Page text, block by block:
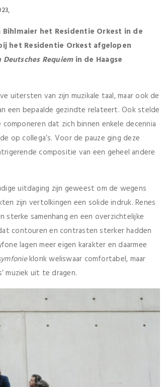
het Residentie Orkest in de
het Residentie Orkest afgelopen
Deutsches Requiemin de Haagse
uitersten van zijn muzikale taal, maar ook de
een bepaalde gezindte relateert. Ook stelde
dat zich binnen enkele decennia
op collega’s. Voor de pauze ging deze
compositie van een geheel andere
uitdaging zijn geweest om de wegens
zijn vertolkingen een solide indruk. Renes
samenhang en een overzichtelijke
contouren en contrasten sterker hadden
lagen meer eigen karakter en daarmee
klonk weliswaar comfortabel, maar
muziek uit te dragen.